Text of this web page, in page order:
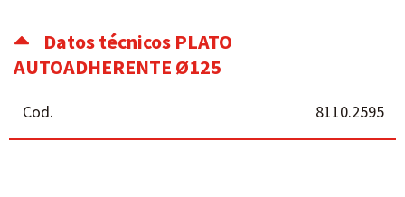
Datos técnicos PLATO
AUTOADHERENTE Ø125
Cod. 8110.2595